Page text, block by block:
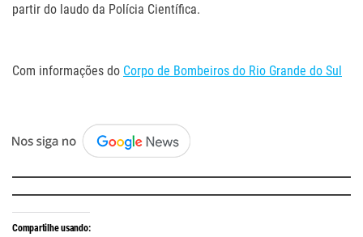
partir do laudo da Polícia Científica.
Com informações do Corpo de Bombeiros do Rio Grande do Sul
Compartilhe usando: